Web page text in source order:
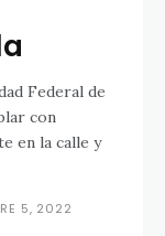
Federal de
en la calle y
5, 2022